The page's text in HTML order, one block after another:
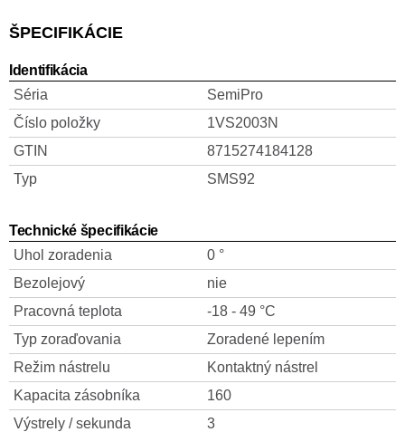
ŠPECIFIKÁCIE
Identifikácia
Séria
SemiPro
Číslo položky
1VS2003N
GTIN
8715274184128
Typ
SMS92
Technické špecifikácie
Uhol zoradenia
0 °
Bezolejový
nie
Pracovná teplota
-18 - 49 °C
Typ zoraďovania
Zoradené lepením
Režim nástrelu
Kontaktný nástrel
Kapacita zásobníka
160
Výstrely / sekunda
3